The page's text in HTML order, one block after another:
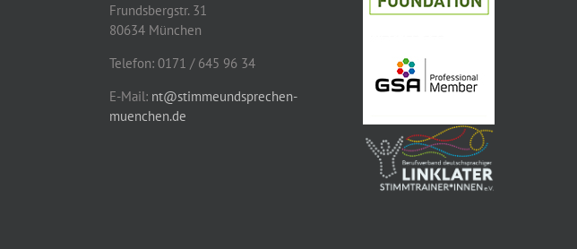
Frundsbergstr. 31
80634 München
Telefon: 0171 / 645 96 34
E-Mail: nt@stimmeundsprechen-
muenchen.de